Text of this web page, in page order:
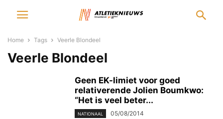
Home Tags Veerle Blondeel
Veerle Blondeel
Geen EK-limiet voor goed
relativerende Jolien Boumkwo:
“Het is veel beter...
NATIONAAL 05/08/2014